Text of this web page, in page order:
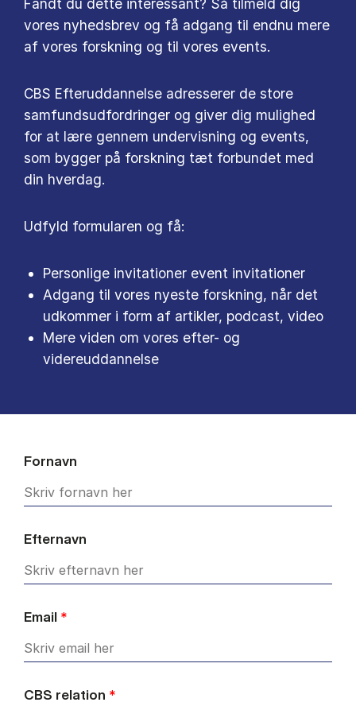
Fandt du dette interessant? Så tilmeld dig
vores nyhedsbrev og få adgang til endnu mere
af vores forskning og til vores events.
CBS Efteruddannelse adresserer de store
samfundsudfordringer og giver dig mulighed
for at lære gennem undervisning og events,
som bygger på forskning tæt forbundet med
din hverdag.
Udfyld formularen og få:
Personlige invitationer event invitationer
Adgang til vores nyeste forskning, når det
udkommer i form af artikler, podcast, video
Mere viden om vores efter- og
videreuddannelse
Fornavn
Efternavn
Email *
CBS relation *